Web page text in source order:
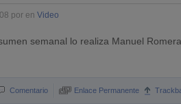
por en Video
semanal lo realiza Manuel
Comentario Enlace Permanente